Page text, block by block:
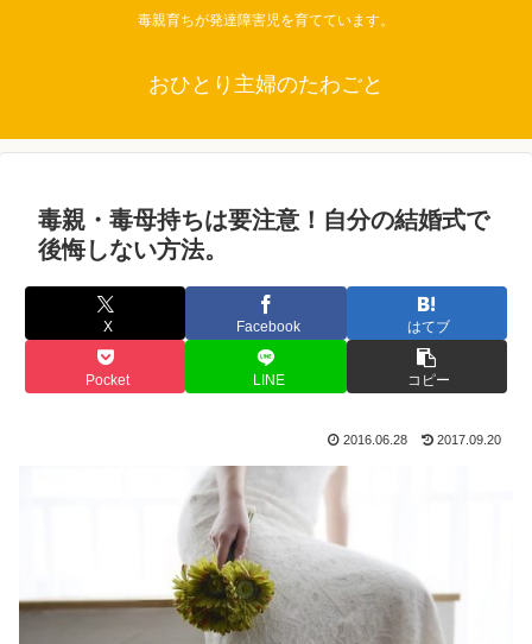
毒親育ちが発達障害児を育てています。
おひとり主婦のたわごと
毒親・毒母持ちは要注意！自分の結婚式で
後悔しない方法。
X Facebook はてブ
Pocket LINE コピー
2016.06.28 2017.09.20